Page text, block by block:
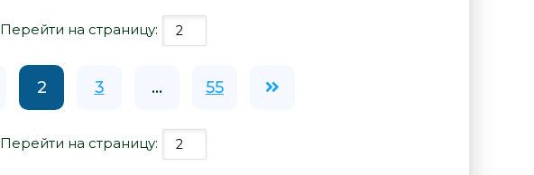
Перейти на страницу:
2 3 ... 55
Перейти на страницу: